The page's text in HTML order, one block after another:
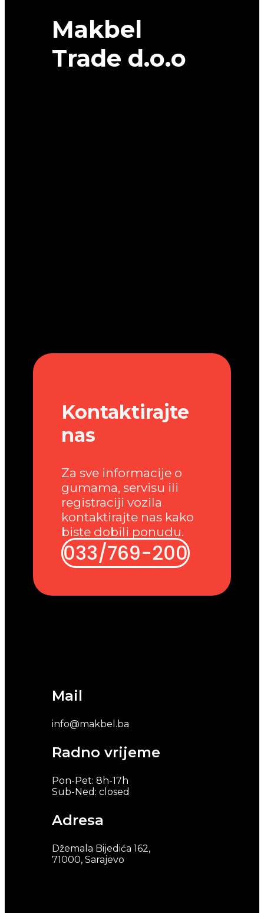
Makbel
Trade d.o.o
Mail
info@makbel.ba
Radno vrijeme
Pon-Pet: 8h-17h
Sub-Ned: closed
Adresa
Džemala Bijedića 162,
71000, Sarajevo
Kontaktirajte
nas
Za sve informacije o
gumama, servisu ili
registraciji vozila
kontaktirajte nas kako
biste dobili ponudu.
033/769-200